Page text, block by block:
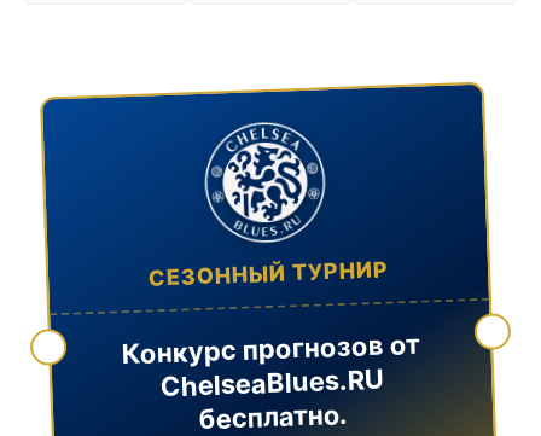
СЕЗОННЫЙ ТУРНИР
Конкурс прогнозов от
ChelseaBlues.RU
бесплатно.